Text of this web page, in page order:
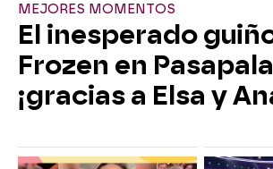
MEJORES MOMENTOS
El inesperado
Frozen en
¡gracias a Elsa y